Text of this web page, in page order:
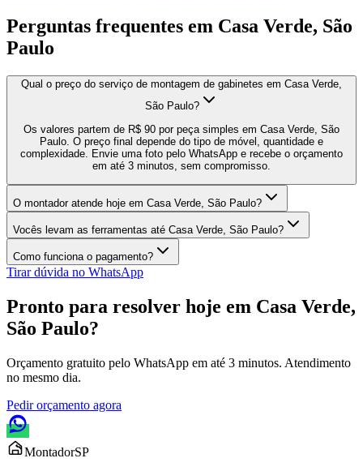
Perguntas frequentes em Casa Verde, São
Paulo
Qual o preço do serviço de montagem de gabinetes em Casa Verde,
São Paulo?
Os valores partem de R$ 90 por peça simples em Casa Verde, São
Paulo. O preço final depende do tipo de móvel, quantidade e
complexidade. Envie uma foto pelo WhatsApp e recebe o orçamento
em até 3 minutos, sem compromisso.
O montador atende hoje em Casa Verde, São Paulo?
Vocês levam as ferramentas até Casa Verde, São Paulo?
Como funciona o pagamento?
Tirar dúvida no WhatsApp
Pronto para resolver hoje em Casa Verde,
São Paulo?
Orçamento gratuito pelo WhatsApp em até 3 minutos. Atendimento
no mesmo dia.
Pedir orçamento agora
MontadorSP